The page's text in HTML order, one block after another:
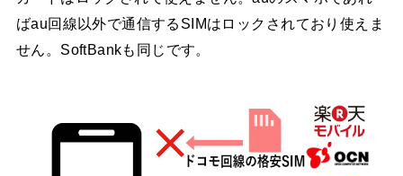
ばau回線以外で通信するSIMはロックされており使えま
せん。SoftBankも同じです。